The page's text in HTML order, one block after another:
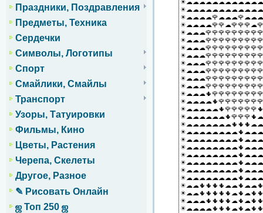
Праздники, Поздравления
Предметы, Техника
Сердечки
Символы, Логотипы
Спорт
Смайлики, Смайлы
Транспорт
Узоры, Татуировки
Фильмы, Кино
Цветы, Растения
Черепа, Скелеты
Другое, Разное
✎ Рисовать Онлайн
ஜ Топ 250 ஜ